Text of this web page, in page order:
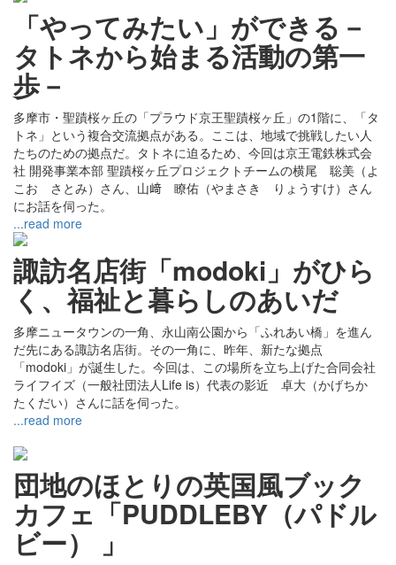
「やってみたい」ができる－
タトネから始まる活動の第一
歩－
多摩市・聖蹟桜ヶ丘の「プラウド京王聖蹟桜ヶ丘」の1階に、「タ
トネ」という複合交流拠点がある。ここは、地域で挑戦したい人
たちのための拠点だ。タトネに迫るため、今回は京王電鉄株式会
社 開発事業本部 聖蹟桜ヶ丘プロジェクトチームの横尾 聡美（よ
こお さとみ）さん、山﨑 瞭佑（やまさき りょうすけ）さん
にお話を伺った。
...read more
諏訪名店街「modoki」がひら
く、福祉と暮らしのあいだ
多摩ニュータウンの一角、永山南公園から「ふれあい橋」を進ん
だ先にある諏訪名店街。その一角に、昨年、新たな拠点
「modoki」が誕生した。今回は、この場所を立ち上げた合同会社
ライフイズ（一般社団法人Life is）代表の影近 卓大（かげちか
たくだい）さんに話を伺った。
...read more
団地のほとりの英国風ブック
カフェ「PUDDLEBY（パドル
ビー） 」